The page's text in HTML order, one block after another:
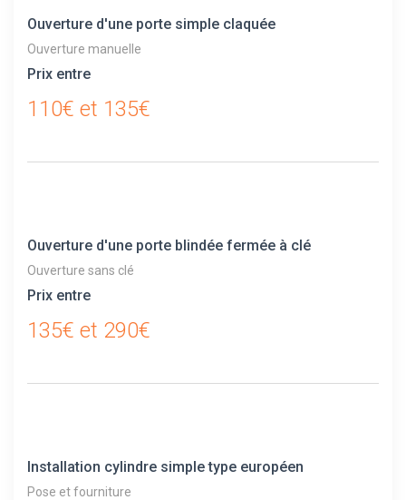
Ouverture d'une porte simple claquée
Ouverture manuelle
Prix entre
110€ et 135€
Ouverture d'une porte blindée fermée à clé
Ouverture sans clé
Prix entre
135€ et 290€
Installation cylindre simple type européen
Pose et fourniture